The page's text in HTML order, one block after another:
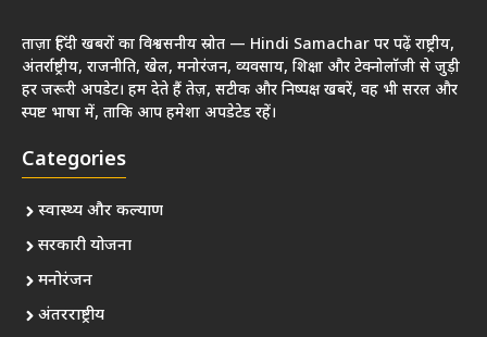
ताज़ा हिंदी खबरों का विश्वसनीय स्रोत — Hindi Samachar पर पढ़ें राष्ट्रीय,
अंतर्राष्ट्रीय, राजनीति, खेल, मनोरंजन, व्यवसाय, शिक्षा और टेक्नोलॉजी से जुड़ी
हर जरूरी अपडेट। हम देते हैं तेज़, सटीक और निष्पक्ष खबरें, वह भी सरल और
स्पष्ट भाषा में, ताकि आप हमेशा अपडेटेड रहें।
Categories
स्वास्थ्य और कल्याण
सरकारी योजना
मनोरंजन
अंतरराष्ट्रीय